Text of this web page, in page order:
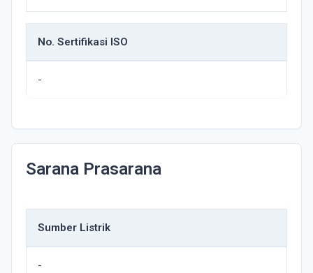
No. Sertifikasi ISO
-
Sarana Prasarana
Sumber Listrik
-